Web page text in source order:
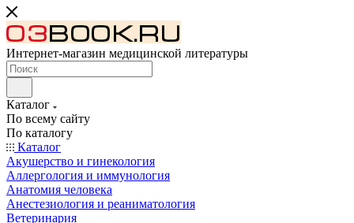
Интернет-магазин медицинской литературы
Каталог
По всему сайту
По каталогу
Каталог
Акушерство и гинекология
Аллергология и иммунология
Анатомия человека
Анестезиология и реаниматология
Ветеринария